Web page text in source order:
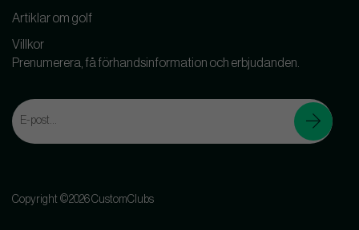
Artiklar om golf
Villkor
Prenumerera, få förhandsinformation och erbjudanden.
Copyright ©2026 CustomClubs